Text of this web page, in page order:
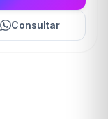
Consultar